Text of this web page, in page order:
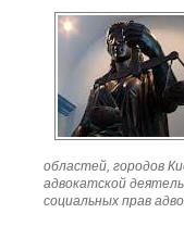
областей, городов
адвокатской
социальных прав